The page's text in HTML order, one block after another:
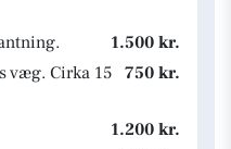
1.500 kr.
væg. Cirka 15 750 kr.
1.200 kr.